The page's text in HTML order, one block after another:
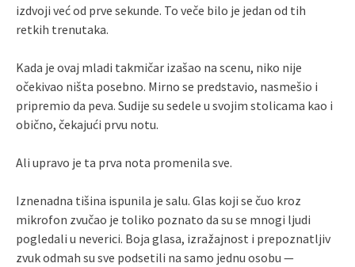
izdvoji već od prve sekunde. To veče bilo je jedan od tih
retkih trenutaka.
Kada je ovaj mladi takmičar izašao na scenu, niko nije
očekivao ništa posebno. Mirno se predstavio, nasmešio i
pripremio da peva. Sudije su sedele u svojim stolicama kao i
obično, čekajući prvu notu.
Ali upravo je ta prva nota promenila sve.
Iznenadna tišina ispunila je salu. Glas koji se čuo kroz
mikrofon zvučao je toliko poznato da su se mnogi ljudi
pogledali u neverici. Boja glasa, izražajnost i prepoznatljiv
zvuk odmah su sve podsetili na samo jednu osobu —